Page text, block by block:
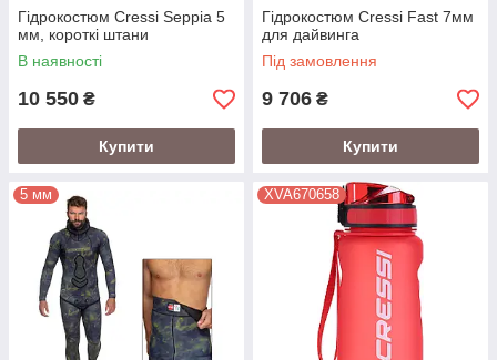
Гідрокостюм Cressi Seppia 5
мм, короткі штани
В наявності
10 550 ₴
Купити
Гідрокостюм Cressi Fast 7мм
для дайвинга
Під замовлення
9 706 ₴
Купити
5 мм XVA670658